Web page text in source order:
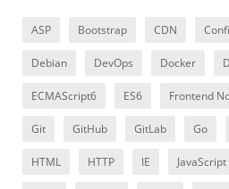
ASP Bootstrap CDN
Debian DevOps Docker
ECMAScript6 ES6 Frontend
Git GitHub GitLab Go
HTML HTTP IE JavaScript